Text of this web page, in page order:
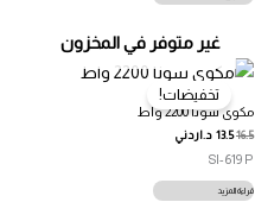
غير متوفر في المخزون
تخفيضات!
مكوى سونا 2200 واط
16.5
13.5 د.اردني
SI-619 P
قراءة المزيد